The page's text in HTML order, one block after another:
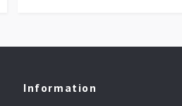
Information